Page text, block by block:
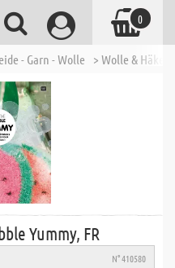
- Garn - Wolle > Wolle &
Yummy, FR
N° 410580
0